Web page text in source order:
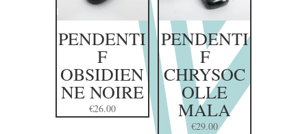
PENDENTI
F
OBSIDIEN
NE NOIRE
€26.00
PENDENTI
F
CHRYSOC
OLLE
MALA
€29.00